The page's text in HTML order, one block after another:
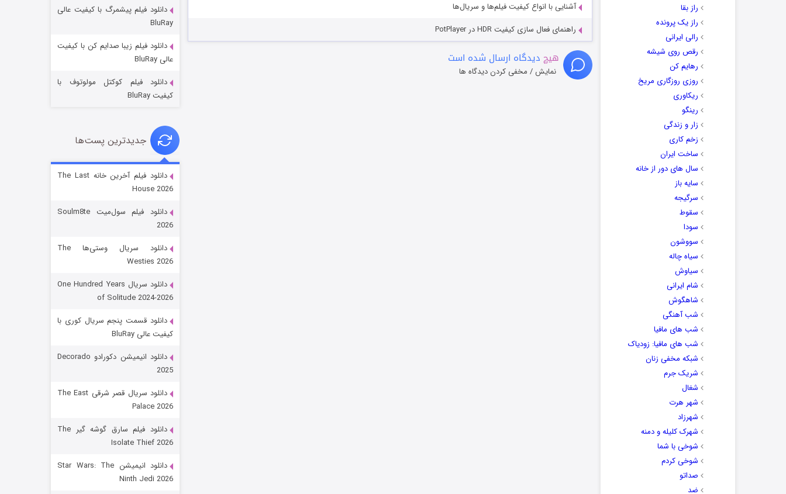
راز بقا
راز یک پرونده
رالی ایرانی
رقص روی شیشه
رهایم کن
روزی روزگاری مریخ
ریکاوری
رینگو
زار و زندگی
زخم کاری
ساخت ایران
سال های دور از خانه
سایه باز
سرگیجه
سقوط
سودا
سووشون
سیاه چاله
سیاوش
شام ایرانی
شاهگوش
شب آهنگی
شب های مافیا
شب های مافیا: زودیاک
شبکه مخفی زنان
شریک جرم
شغال
شهر هرت
شهرزاد
شهرک کلیله و دمنه
شوخی با شما
شوخی کردم
صداتو
ضد
آشنایی با انواع کیفیت فیلم‌ها و سریال‌ها
راهنمای فعال سازی کیفیت HDR در PotPlayer
هیچ دیدگاه ارسال شده است
نمایش / مخفی کردن دیدگاه ها
جادوگری در مغولستان
قسمت
رویایی برای تو
قسمت
دانلود فیلم پیشمرگ با کیفیت عالی
BluRay
دانلود فیلم زیبا صدایم کن با کیفیت
عالی BluRay
دانلود فیلم کوکتل مولوتوف با
کیفیت BluRay
جدیدترین پست‌ها
دانلود فیلم آخرین خانه The Last
House 2026
دانلود فیلم سول‌میت Soulm8te
2026
دانلود سریال وستی‌ها The
Westies 2026
دانلود سریال One Hundred Years
of Solitude 2024-2026
دانلود قسمت پنجم سریال کوری با
کیفیت عالی BluRay
دانلود انیمیشن دکورادو Decorado
2025
دانلود سریال قصر شرقی The East
Palace 2026
دانلود فیلم سارق گوشه گیر The
Isolate Thief 2026
دانلود انیمیشن Star Wars: The
Ninth Jedi 2026